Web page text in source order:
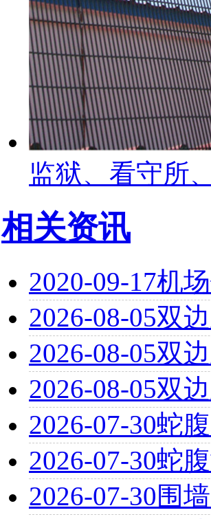
监狱、看守所
相关资讯
2020-09-17机
2026-08-05双
2026-08-05双
2026-08-05双
2026-07-30蛇
2026-07-30蛇
2026-07-30围